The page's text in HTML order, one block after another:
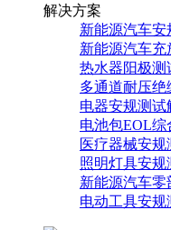
解决方案
新能源汽车安
新能源汽车充
热水器阳极测
多通道耐压绝
电器安规测试
电池包EOL综
医疗器械安
照明灯具安规
新能源汽车零
电动工具安规